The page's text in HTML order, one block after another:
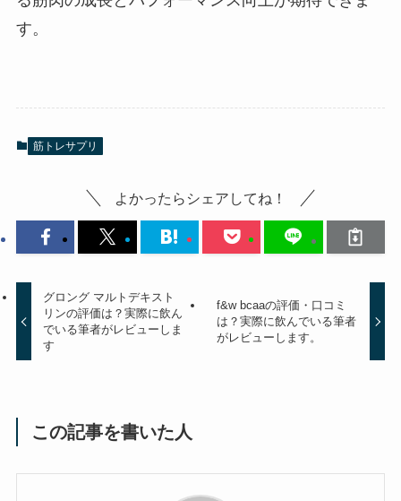
す。
筋トレサプリ
よかったらシェアしてね！
グロング マルトデキスト
リンの評価は？実際に飲ん
でいる筆者がレビューしま
す
f&w bcaaの評価・口コミ
は？実際に飲んでいる筆者
がレビューします。
この記事を書いた人